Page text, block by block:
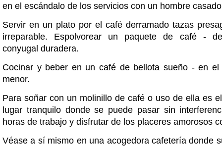
en el escándalo de los servicios con un hombre
Servir en un plato por el café derramado tazas
irreparable. Espolvorear un paquete de café -
conyugal duradera.
Cocinar y beber en un café de bellota sueño - en el
menor.
Para soñar con un molinillo de café o uso de ella es
lugar tranquilo donde se puede pasar sin
horas de trabajo y disfrutar de los placeres amorosos
Véase a sí mismo en una acogedora cafetería donde